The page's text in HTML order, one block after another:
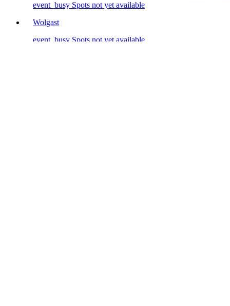
event_busy Spots not yet available
Wolgast
event_busy Spots not yet available